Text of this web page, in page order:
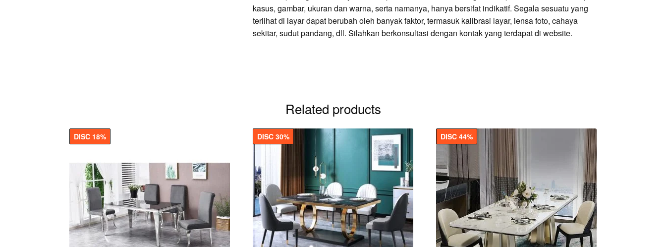
kasus, gambar, ukuran dan warna, serta namanya, hanya bersifat indikatif. Segala sesuatu yang
terlihat di layar dapat berubah oleh banyak faktor, termasuk kalibrasi layar, lensa foto, cahaya
sekitar, sudut pandang, dll. Silahkan berkonsultasi dengan kontak yang terdapat di website.
Related products
DISC 18% DISC 30% DISC 44%